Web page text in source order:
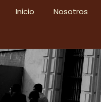
Inicio Nosotros